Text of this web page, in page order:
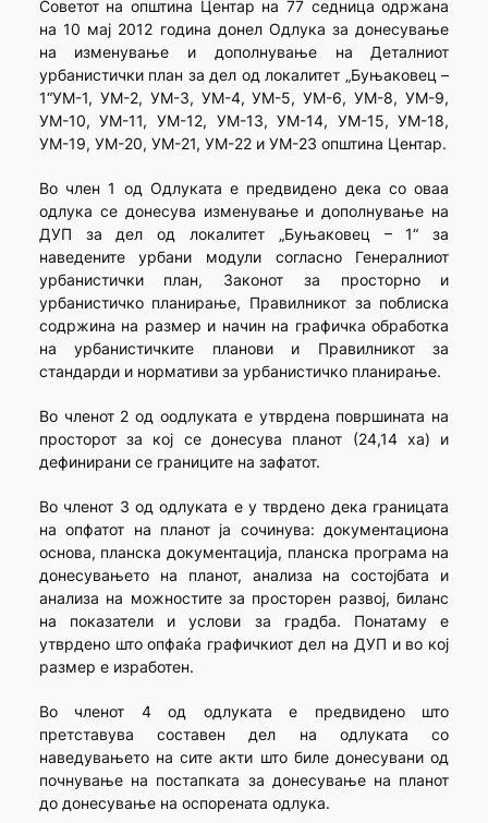
Советот на општина Центар на 77 седница одржана
на 10 мај 2012 година донел Одлука за донесување
на изменување и дополнување на Деталниот
урбанистички план за дел од локалитет „Буњаковец –
1“УМ-1, УМ-2, УМ-3, УМ-4, УМ-5, УМ-6, УМ-8, УМ-9,
УМ-10, УМ-11, УМ-12, УМ-13, УМ-14, УМ-15, УМ-18,
УМ-19, УМ-20, УМ-21, УМ-22 и УМ-23 општина Центар.
Во член 1 од Одлуката е предвидено дека со оваа
одлука се донесува изменување и дополнување на
ДУП за дел од локалитет „Буњаковец – 1“ за
наведените урбани модули согласно Генералниот
урбанистички план, Законот за просторно и
урбанистичко планирање, Правилникот за поблиска
содржина на размер и начин на графичка обработка
на урбанистичките планови и Правилникот за
стандарди и нормативи за урбанистичко планирање.
Во членот 2 од оодлуката е утврдена површината на
просторот за кој се донесува планот (24,14 ха) и
дефинирани се границите на зафатот.
Во членот 3 од одлуката е у тврдено дека границата
на опфатот на планот ја сочинува: документациона
основа, планска документација, планска програма на
донесувањето на планот, анализа на состојбата и
анализа на можностите за просторен развој, биланс
на показатели и услови за градба. Понатаму е
утврдено што опфаќа графичкиот дел на ДУП и во кој
размер е изработен.
Во членот 4 од одлуката е предвидено што
претставува составен дел на одлуката со
наведувањето на сите акти што биле донесувани од
почнување на постапката за донесување на планот
до донесување на оспорената одлука.